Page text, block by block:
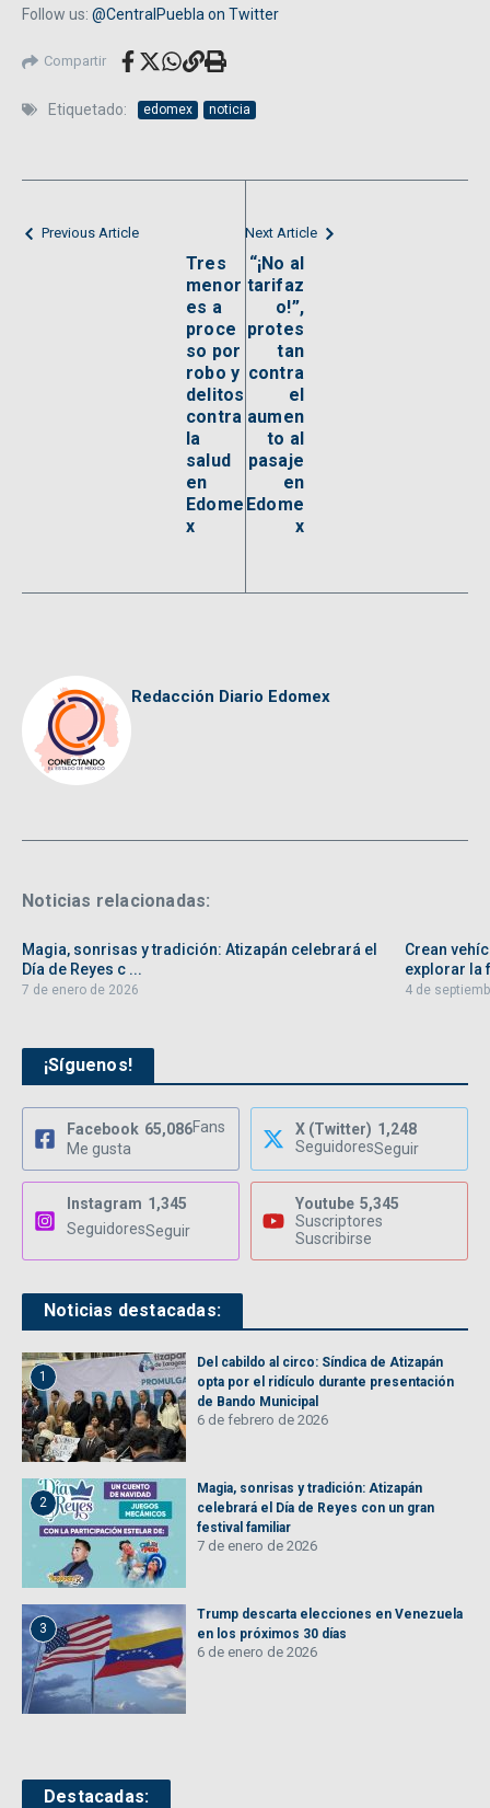
Follow us: @CentralPuebla on Twitter
Compartir
Etiquetado: edomex noticia
Previous Article
Tres
menor
es a
proce
so por
robo y
delitos
contra
la
salud
en
Edome
x
Next Article
“¡No al
tarifaz
o!”,
protes
tan
contra
el
aumen
to al
pasaje
en
Edome
x
Redacción Diario Edomex
Noticias relacionadas:
Magia, sonrisas y tradición: Atizapán celebrará el
Día de Reyes c ...
7 de enero de 2026
Crean
explorar la
4 de
¡Síguenos!
Facebook 65,086Fans
Me gusta
X (Twitter) 1,248
SeguidoresSeguir
Instagram 1,345
SeguidoresSeguir
Youtube 5,345
Suscriptores
Suscribirse
Noticias destacadas:
1
Del cabildo al circo: Síndica de Atizapán
opta por el ridículo durante presentación
de Bando Municipal
6 de febrero de 2026
2
Magia, sonrisas y tradición: Atizapán
celebrará el Día de Reyes con un gran
festival familiar
7 de enero de 2026
3
Trump descarta elecciones en Venezuela
en los próximos 30 días
6 de enero de 2026
Destacadas: